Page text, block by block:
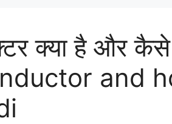
क्या है और
and